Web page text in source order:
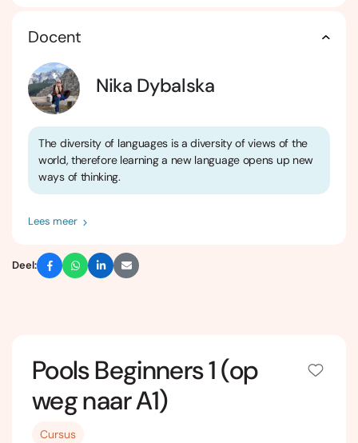
Pools Beginners 1 (op
weg naar A1)
Cursus
Docent
Nika Dybalska
The diversity of languages is a diversity of views of the
world, therefore learning a new language opens up new
ways of thinking.
Lees meer
Deel: